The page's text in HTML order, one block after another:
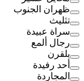
ظهران الجنوب
تثليث
سراة عبيدة
رجال ألمع
بلقرن
أحد رفيدة
المجاردة